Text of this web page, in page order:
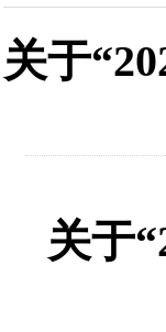
关于
关于“